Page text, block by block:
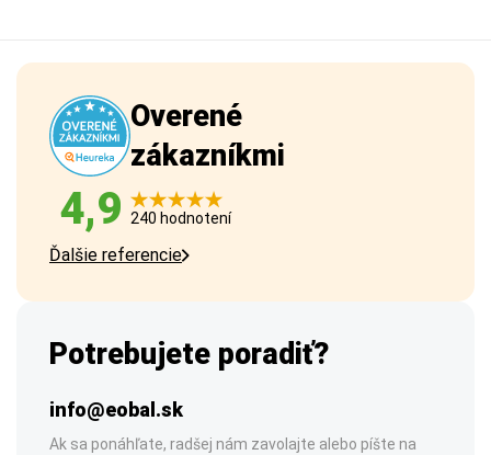
Overené
zákazníkmi
4,9 240 hodnotení
Ďalšie referencie
Potrebujete poradiť?
info@eobal.sk
Ak sa ponáhľate, radšej nám zavolajte alebo píšte na